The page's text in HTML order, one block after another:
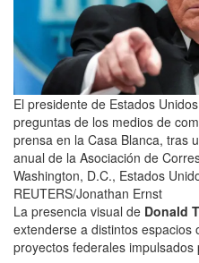
El presidente de Estados
preguntas de los medios de
prensa en la Casa Blanca, tras
anual de la Asociación de
Washington, D.C., Estados
REUTERS/Jonathan Ernst
La presencia visual de Donald
extenderse a distintos espacios
proyectos federales